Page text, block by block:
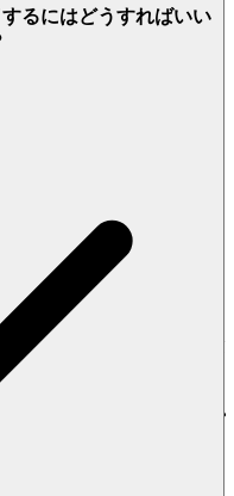
す。ゲームの難易度スケ
ロール密度は、経過時間
わせて調整されることが
なってからリチャージス
な状態で難易度と密度が
？純粋で、混じりけのな
、
ャーの約束
ストや操作的なアップセ
私たちは信頼に基づいて
心配する必要があるの
ではなく、夜を生き延び
は、あなたの財布よりも
のとするプラットフォー
るにはどうすればいい